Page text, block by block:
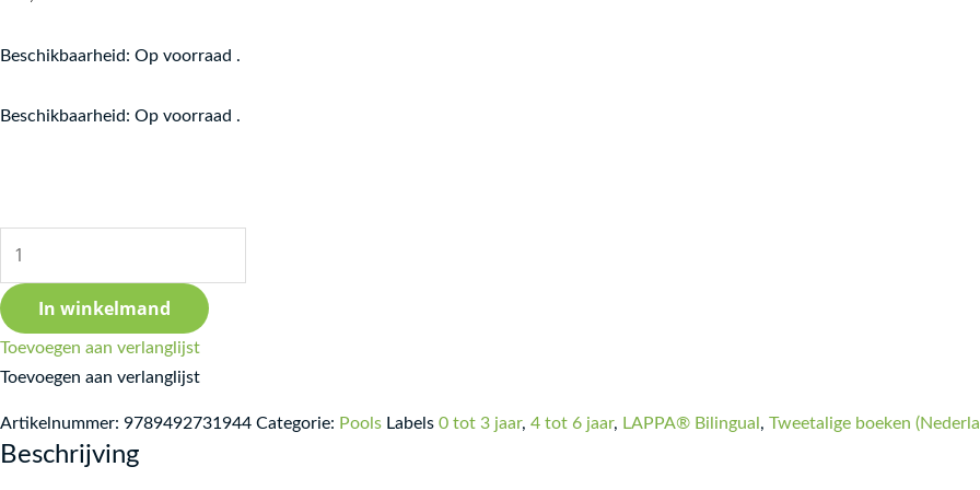
Beschikbaarheid: Op voorraad .
Beschikbaarheid: Op voorraad .
In winkelmand
Toevoegen aan verlanglijst
Toevoegen aan verlanglijst
Artikelnummer: 9789492731944 Categorie: Pools Labels 0 tot 3 jaar, 4 tot 6 jaar, LAPPA® Bilingual , Tweetalige boeken
Beschrijving